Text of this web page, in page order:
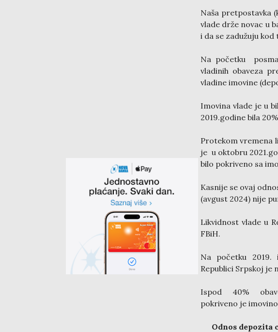
Naša pretpostavka
vlade drže novac u
i da se zadužuju kod
Na početku
vladinih obaveza
vladine imovine
Imovina vlade je u
2019.godine bila
Protekom vremena
je u oktobru
bilo pokriveno sa
Kasnije se ovaj
(avgust 2024) nije
Likvidnost vlade u
FBiH.
Na početku 2019.
Republici Srpskoj je
Ispod 40%
pokriveno je
Odnos depozita